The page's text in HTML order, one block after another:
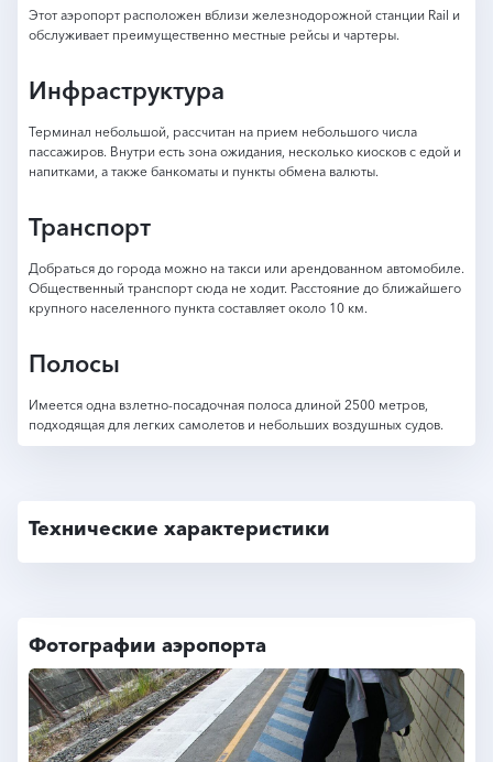
Этот аэропорт расположен вблизи железнодорожной станции Rail и
обслуживает преимущественно местные рейсы и чартеры.
Инфраструктура
Терминал небольшой, рассчитан на прием небольшого числа
пассажиров. Внутри есть зона ожидания, несколько киосков с едой и
напитками, а также банкоматы и пункты обмена валюты.
Транспорт
Добраться до города можно на такси или арендованном автомобиле.
Общественный транспорт сюда не ходит. Расстояние до ближайшего
крупного населенного пункта составляет около 10 км.
Полосы
Имеется одна взлетно-посадочная полоса длиной 2500 метров,
подходящая для легких самолетов и небольших воздушных судов.
Технические характеристики
Фотографии аэропорта